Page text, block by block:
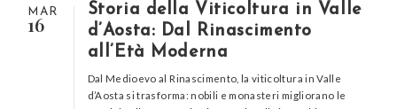
MAR
16
Storia della Viticoltura in Valle
d’Aosta: Dal Rinascimento
all’Età Moderna
Dal Medioevo al Rinascimento, la viticoltura in Valle
d’Aosta si trasforma: nobili e monasteri migliorano le